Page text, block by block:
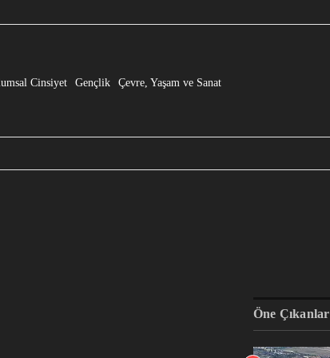
Cinsiyet Gençlik Çevre, Yaşam ve Sanat
Öne Çıkanlar